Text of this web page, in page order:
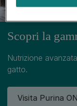
Scopri la
Nutrizione
gatto.
Visita Purina